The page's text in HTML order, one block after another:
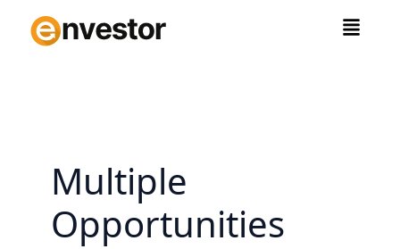
Inhalt
springen
Multiple
Opportunities